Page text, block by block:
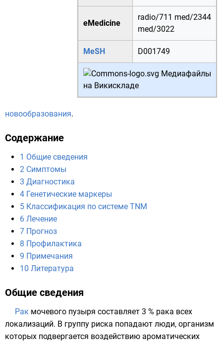
eMedicine
radio/711 med/2344
med/3022
MeSH D001749
Медиафайлы
на Викискладе
новообразования.
Содержание
1 Общие сведения
2 Симптомы
3 Диагностика
4 Генетические маркеры
5 Классификация по системе TNM
6 Лечение
7 Прогноз
8 Профилактика
9 Примечания
10 Литература
Общие сведения
Рак мочевого пузыря составляет 3 % рака всех
локализаций. В группу риска попадают люди, организм
которых подвергается воздействию ароматических